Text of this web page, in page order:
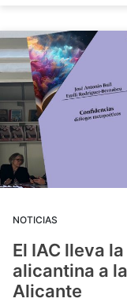
NOTICIAS
El IAC lleva
alicantina a
Alicante